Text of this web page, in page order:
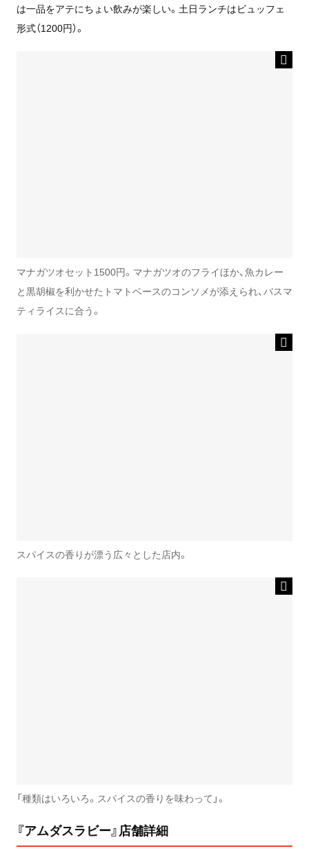
は一品をアテにちょい飲みが楽しい。土日ランチはビュッフェ
形式（1200円）。
マナガツオセット1500円。マナガツオのフライほか、魚カレー
と黒胡椒を利かせたトマトベースのコンソメが添えられ、バスマ
ティライスに合う。
スパイスの香りが漂う広々とした店内。
「種類はいろいろ。スパイスの香りを味わって」。
『アムダスラビー』店舗詳細